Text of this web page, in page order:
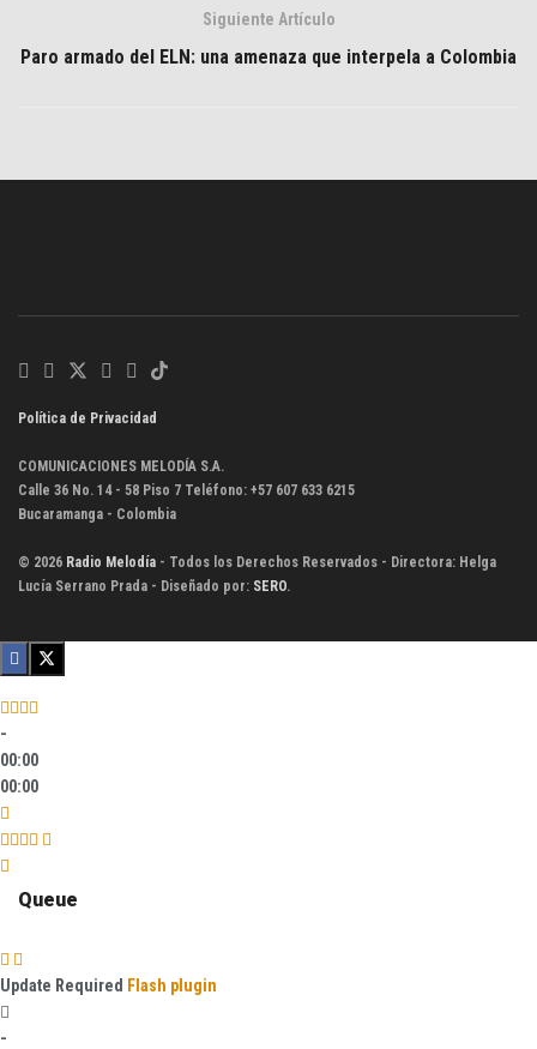
Siguiente Artículo
Paro armado del ELN: una amenaza que interpela a Colombia
Política de Privacidad
COMUNICACIONES MELODÍA S.A.
Calle 36 No. 14 - 58 Piso 7 Teléfono: +57 607 633 6215
Bucaramanga - Colombia
© 2026 Radio Melodía - Todos los Derechos Reservados - Directora: Helga
Lucía Serrano Prada - Diseñado por: SERO.
-
00:00
00:00
Queue
Update Required Flash plugin
-